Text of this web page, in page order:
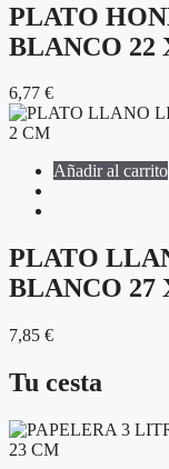
PLATO
BLANCO 22
6,77 €
Añadir al carrito
PLATO
BLANCO 27
7,85 €
Tu cesta